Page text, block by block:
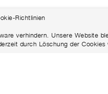
Richtlinien
verhindern. Unsere Website
durch Löschung der Cookies